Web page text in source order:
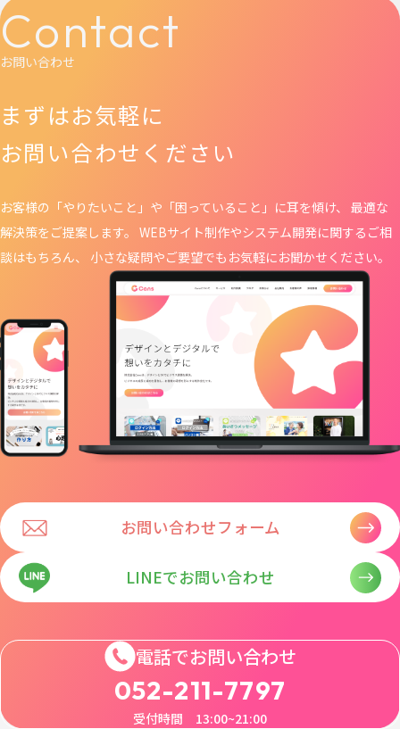
Contact
お問い合わせ
まずはお気軽に
お問い合わせください
お客様の「やりたいこと」や「困っていること」に耳を傾け、 最適な
解決策をご提案します。 WEBサイト制作やシステム開発に関するご相
談はもちろん、 小さな疑問やご要望でもお気軽にお聞かせください。
お問い合わせフォーム
LINEでお問い合わせ
電話でお問い合わせ
052-211-7797
受付時間 13:00~21:00